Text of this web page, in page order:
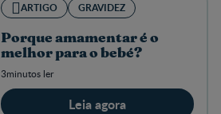
ARTIGO GRAVIDEZ
Porque amamentar é o
melhor para o bebé?
3minutos ler
Leia agora